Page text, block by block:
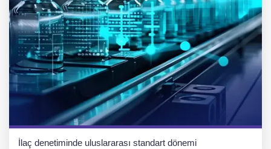
İlaç denetiminde uluslararası standart dönemi